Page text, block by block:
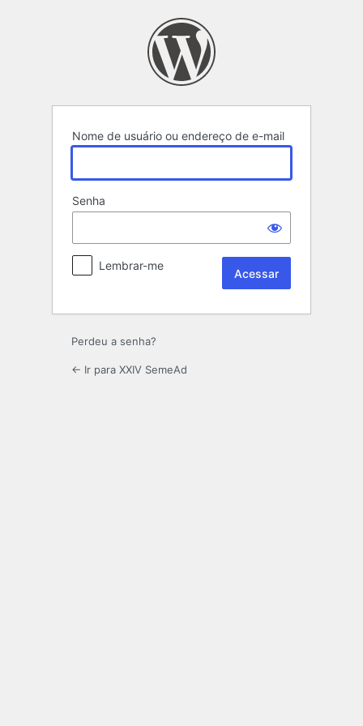
Nome de usuário ou endereço de e-mail
Senha
Lembrar-me
Perdeu a senha?
← Ir para XXIV SemeAd